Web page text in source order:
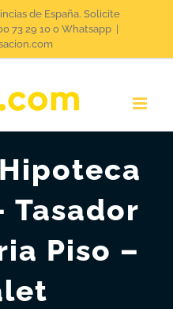
de España. Solicite
73 29 10 o Whatsapp
Tasador
Piso –